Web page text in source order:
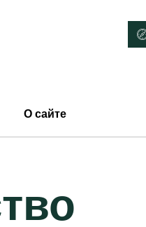
О сайте